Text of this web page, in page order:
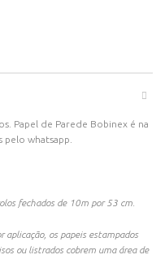
Papel de Parede Bobinex é na
pelo whatsapp.
fechados de 10m por 53 cm.
aplicação, os papeis estampados
ou listrados cobrem uma área de